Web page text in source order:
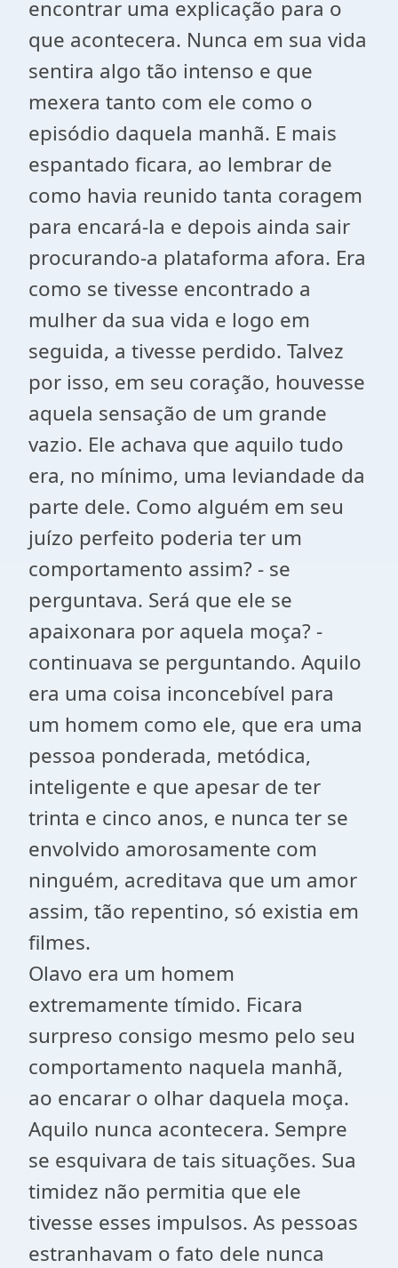
encontrar uma explicação para o
que acontecera. Nunca em sua vida
sentira algo tão intenso e que
mexera tanto com ele como o
episódio daquela manhã. E mais
espantado ficara, ao lembrar de
como havia reunido tanta coragem
para encará-la e depois ainda sair
procurando-a plataforma afora. Era
como se tivesse encontrado a
mulher da sua vida e logo em
seguida, a tivesse perdido. Talvez
por isso, em seu coração, houvesse
aquela sensação de um grande
vazio. Ele achava que aquilo tudo
era, no mínimo, uma leviandade da
parte dele. Como alguém em seu
juízo perfeito poderia ter um
comportamento assim? - se
perguntava. Será que ele se
apaixonara por aquela moça? -
continuava se perguntando. Aquilo
era uma coisa inconcebível para
um homem como ele, que era uma
pessoa ponderada, metódica,
inteligente e que apesar de ter
trinta e cinco anos, e nunca ter se
envolvido amorosamente com
ninguém, acreditava que um amor
assim, tão repentino, só existia em
filmes.
Olavo era um homem
extremamente tímido. Ficara
surpreso consigo mesmo pelo seu
comportamento naquela manhã,
ao encarar o olhar daquela moça.
Aquilo nunca acontecera. Sempre
se esquivara de tais situações. Sua
timidez não permitia que ele
tivesse esses impulsos. As pessoas
estranhavam o fato dele nunca